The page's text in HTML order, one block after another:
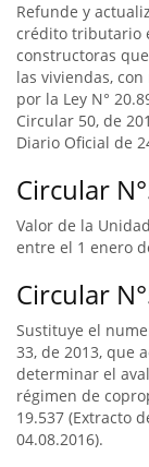
Refunde y
crédito tributario
constructoras
las viviendas,
por la Ley N°
Circular 50, de
Diario Oficial de
Circular
Valor de la
entre el 1 enero
Circular
Sustituye el
33, de 2013, que
determinar el
régimen de
19.537 (Extracto
04.08.2016).